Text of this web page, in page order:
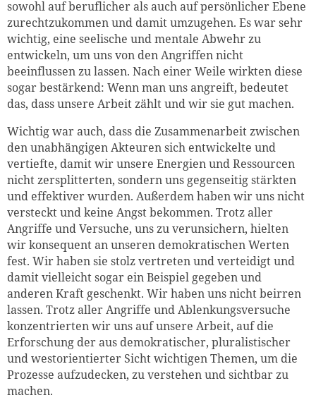
sowohl auf beruflicher als auch auf persönlicher Ebene
zurechtzukommen und damit umzugehen. Es war sehr
wichtig, eine seelische und mentale Abwehr zu
entwickeln, um uns von den Angriffen nicht
beeinflussen zu lassen. Nach einer Weile wirkten diese
sogar bestärkend: Wenn man uns angreift, bedeutet
das, dass unsere Arbeit zählt und wir sie gut machen.
Wichtig war auch, dass die Zusammenarbeit zwischen
den unabhängigen Akteuren sich entwickelte und
vertiefte, damit wir unsere Energien und Ressourcen
nicht zersplitterten, sondern uns gegenseitig stärkten
und effektiver wurden. Außerdem haben wir uns nicht
versteckt und keine Angst bekommen. Trotz aller
Angriffe und Versuche, uns zu verunsichern, hielten
wir konsequent an unseren demokratischen Werten
fest. Wir haben sie stolz vertreten und verteidigt und
damit vielleicht sogar ein Beispiel gegeben und
anderen Kraft geschenkt. Wir haben uns nicht beirren
lassen. Trotz aller Angriffe und Ablenkungsversuche
konzentrierten wir uns auf unsere Arbeit, auf die
Erforschung der aus demokratischer, pluralistischer
und westorientierter Sicht wichtigen Themen, um die
Prozesse aufzudecken, zu verstehen und sichtbar zu
machen.